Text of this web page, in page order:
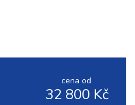
cena od
32 800 Kč